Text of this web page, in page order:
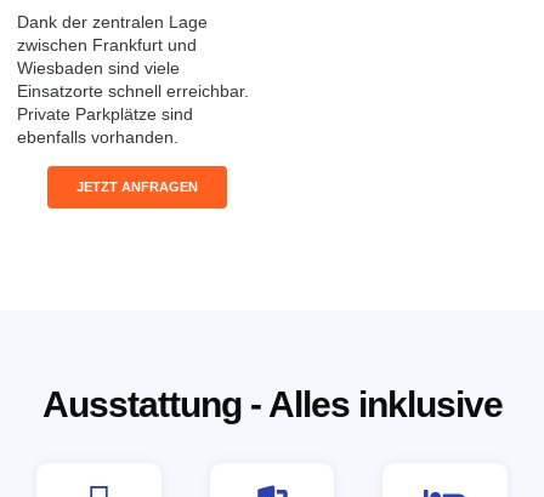
Dank der zentralen Lage
zwischen Frankfurt und
Wiesbaden sind viele
Einsatzorte schnell erreichbar.
Private Parkplätze sind
ebenfalls vorhanden.
JETZT ANFRAGEN
Ausstattung - Alles inklusive